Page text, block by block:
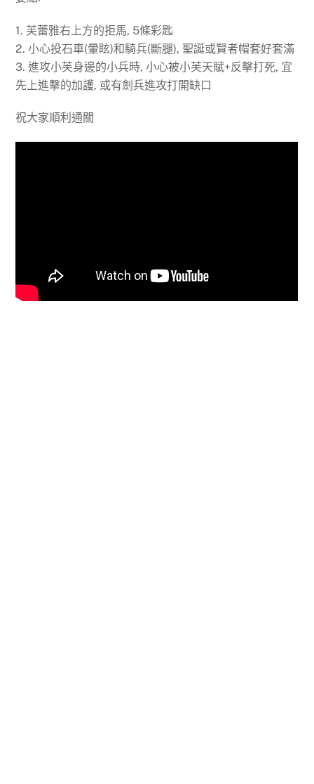
1. 芙蕾雅右上方的拒馬, 5條彩匙
2. 小心投石車(暈眩)和騎兵(斷腿), 聖誕或賢者帽套好套滿
3. 進攻小芙身邊的小兵時, 小心被小芙天賦+反擊打死, 宜
先上進擊的加護, 或有劍兵進攻打開缺口
祝大家順利通關